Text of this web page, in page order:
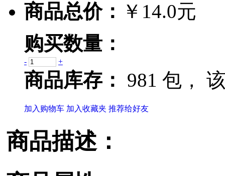
商品总价： ￥14.0元
购买数量：
- +
商品库存： 981 包，
加入购物车 加入收藏夹 推荐给好友
商品描述：